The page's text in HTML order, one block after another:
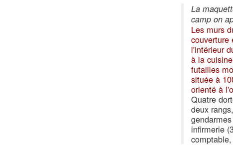
La
camp on
Les murs
couverture
l'intérieur
à la
futailles
située à
orienté à
Quatre
deux
infirmerie